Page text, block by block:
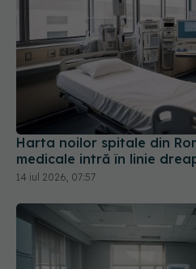
Harta noilor spitale din
medicale intră în linie
14 iul 2026, 07:57